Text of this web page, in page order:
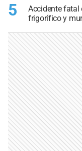
5
Accidente fatal
frigorífico y